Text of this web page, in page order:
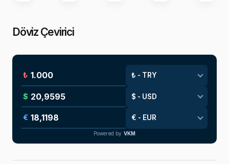
Döviz Çevirici
₺
$
€
Powered by VKM